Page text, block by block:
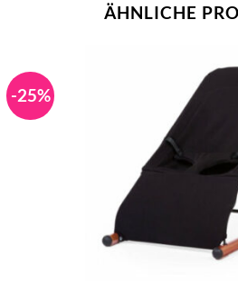
ÄHNLICHE
-25%